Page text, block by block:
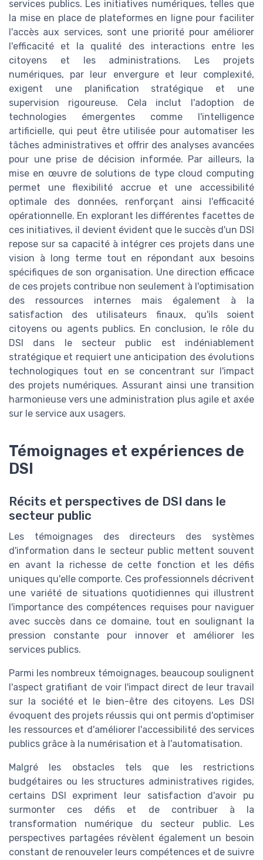
services publics. Les initiatives numériques, telles que
la mise en place de plateformes en ligne pour faciliter
l'accès aux services, sont une priorité pour améliorer
l'efficacité et la qualité des interactions entre les
citoyens et les administrations. Les projets
numériques, par leur envergure et leur complexité,
exigent une planification stratégique et une
supervision rigoureuse. Cela inclut l'adoption de
technologies émergentes comme l'intelligence
artificielle, qui peut être utilisée pour automatiser les
tâches administratives et offrir des analyses avancées
pour une prise de décision informée. Par ailleurs, la
mise en œuvre de solutions de type cloud computing
permet une flexibilité accrue et une accessibilité
optimale des données, renforçant ainsi l'efficacité
opérationnelle. En explorant les différentes facettes de
ces initiatives, il devient évident que le succès d'un DSI
repose sur sa capacité à intégrer ces projets dans une
vision à long terme tout en répondant aux besoins
spécifiques de son organisation. Une direction efficace
de ces projets contribue non seulement à l'optimisation
des ressources internes mais également à la
satisfaction des utilisateurs finaux, qu'ils soient
citoyens ou agents publics. En conclusion, le rôle du
DSI dans le secteur public est indéniablement
stratégique et requiert une anticipation des évolutions
technologiques tout en se concentrant sur l'impact
des projets numériques. Assurant ainsi une transition
harmonieuse vers une administration plus agile et axée
sur le service aux usagers.
Témoignages et expériences de
DSI
Récits et perspectives de DSI dans le
secteur public
Les témoignages des directeurs des systèmes
d'information dans le secteur public mettent souvent
en avant la richesse de cette fonction et les défis
uniques qu'elle comporte. Ces professionnels décrivent
une variété de situations quotidiennes qui illustrent
l'importance des compétences requises pour naviguer
avec succès dans ce domaine, tout en soulignant la
pression constante pour innover et améliorer les
services publics.
Parmi les nombreux témoignages, beaucoup soulignent
l'aspect gratifiant de voir l'impact direct de leur travail
sur la société et le bien-être des citoyens. Les DSI
évoquent des projets réussis qui ont permis d'optimiser
les ressources et d'améliorer l'accessibilité des services
publics grâce à la numérisation et à l'automatisation.
Malgré les obstacles tels que les restrictions
budgétaires ou les structures administratives rigides,
certains DSI expriment leur satisfaction d'avoir pu
surmonter ces défis et de contribuer à la
transformation numérique du secteur public. Les
perspectives partagées révèlent également un besoin
constant de renouveler leurs compétences et de suivre